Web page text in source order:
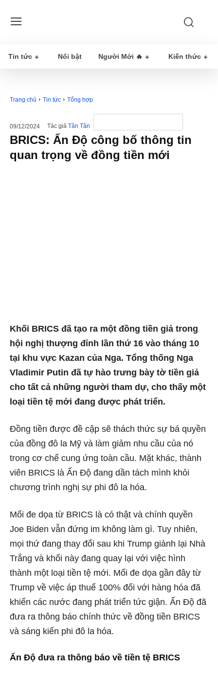
Tin tức Nổi bật Người Mới 🔥 Kiến thức
Trang chủ Tin tức Tổng hợp
09/12/2024 Tác giả Tân Tân
BRICS: Ấn Độ công bố thông tin
quan trọng về đồng tiền mới
Khối BRICS đã tạo ra một đồng tiền giả trong
hội nghị thượng đỉnh lần thứ 16 vào tháng 10
tại khu vực Kazan của Nga. Tổng thống Nga
Vladimir Putin đã tự hào trưng bày tờ tiền giả
cho tất cả những người tham dự, cho thấy một
loại tiền tệ mới đang được phát triển.
Đồng tiền được đề cập sẽ thách thức sự bá quyền
của đồng đô la Mỹ và làm giảm nhu cầu của nó
trong cơ chế cung ứng toàn cầu. Mặt khác, thành
viên BRICS là Ấn Độ đang dần tách mình khỏi
chương trình nghị sự phi đô la hóa.
Mối đe dọa từ BRICS là có thật và chính quyền
Joe Biden vẫn đứng im không làm gì. Tuy nhiên,
mọi thứ đang thay đổi sau khi Trump giành lại Nhà
Trắng và khối này đang quay lại với việc hình
thành một loại tiền tệ mới. Mối đe dọa gần đây từ
Trump về việc áp thuế 100% đối với hàng hóa đã
khiến các nước đang phát triển tức giận. Ấn Độ đã
đưa ra thông báo chính thức về đồng tiền BRICS
và sáng kiến ​​phi đô la hóa.
Ấn Độ đưa ra thông báo về tiền tệ BRICS